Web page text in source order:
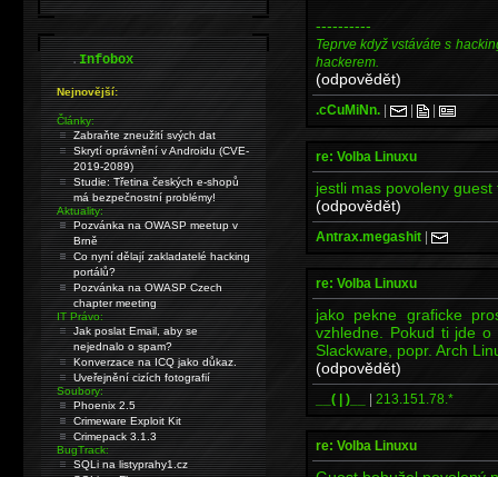
----------
Teprve když vstáváte s
hackerem.
(odpovědět)
.cCuMiNn. | | |
re: Volba Linuxu
jestli mas povoleny
(odpovědět)
Antrax.megashit |
re: Volba Linuxu
jako pekne graficke
vzhledne. Pokud ti jde
Slackware, popr. Arch
(odpovědět)
__( | )__ | 213.151.78.*
re: Volba Linuxu
.Infobox
Nejnovější:
Články:
Zabraňte zneužití svých dat
Skrytí oprávnění v Androidu (CVE-
2019-2089)
Studie: Třetina českých e-shopů
má bezpečnostní problémy!
Aktuality:
Pozvánka na OWASP meetup v
Brně
Co nyní dělají zakladatelé hacking
portálů?
Pozvánka na OWASP Czech
chapter meeting
IT Právo:
Jak poslat Email, aby se
nejednalo o spam?
Konverzace na ICQ jako důkaz.
Uveřejnění cizích fotografií
Soubory:
Phoenix 2.5
Crimeware Exploit Kit
Crimepack 3.1.3
BugTrack:
SQLi na listyprahy1.cz